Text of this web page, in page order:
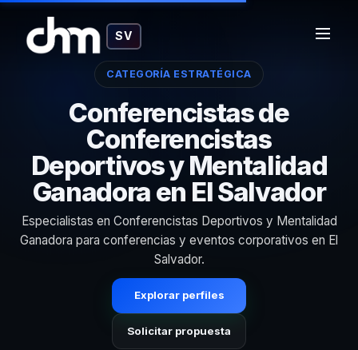
SV
CATEGORÍA ESTRATÉGICA
Conferencistas de
Conferencistas
Deportivos y Mentalidad
Ganadora en El Salvador
Especialistas en Conferencistas Deportivos y Mentalidad
Ganadora para conferencias y eventos corporativos en El
Salvador.
Explorar perfiles
Solicitar propuesta